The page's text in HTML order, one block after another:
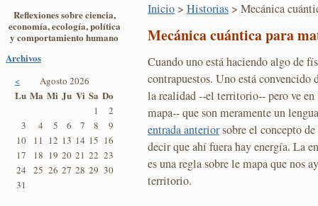
Reflexiones sobre ciencia,
economía, ecología, política
y comportamiento humano
Archivos
< Agosto 2026
Lu Ma Mi Ju Vi Sa Do
1
2
3
4 5 6 7 8
9
10
11 12 13 14 15 16
17
18 19 20 21 22 23
24
25 26 27 28 29 30
31
Inicio > Historias > Mecánica
Mecánica cuántica para
Cuando uno está haciendo algo de
contrapuestos. Uno está convencido
la realidad --el territorio-- pero ve
mapa-- que son meramente un
entrada anteriorsobre el concepto
decir que ahí fuera hay energía. La
es una regla sobre le mapa que nos
territorio.